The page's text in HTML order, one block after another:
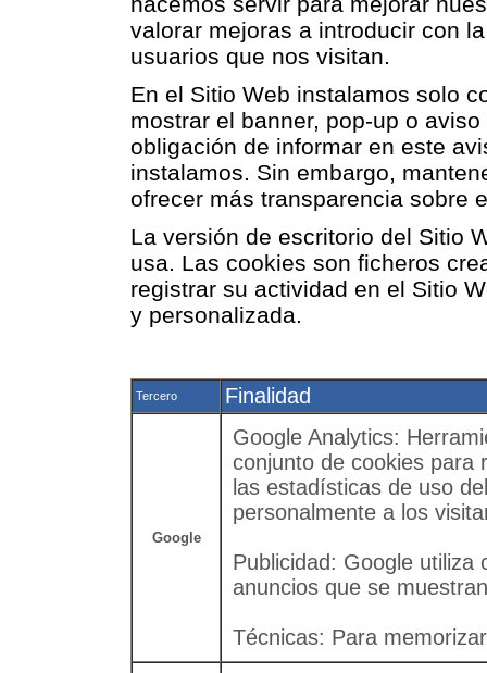
valorar mejoras a introducir con
usuarios que nos visitan.
En el Sitio Web instalamos solo
mostrar el banner, pop-up o
obligación de informar en este
instalamos. Sin embargo,
ofrecer más transparencia sobre
La versión de escritorio del Sitio
usa. Las cookies son ficheros
registrar su actividad en el Sitio
y personalizada.
Tercero Finalidad
Google
Google Analytics:
conjunto de cookies para
las estadísticas de uso
personalmente a los
Publicidad: Google utiliza
anuncios que se
Técnicas: Para